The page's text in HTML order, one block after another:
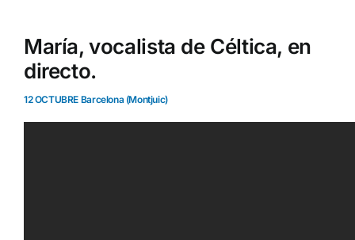
María, vocalista de Céltica, en
directo.
12 OCTUBRE Barcelona (Montjuic)